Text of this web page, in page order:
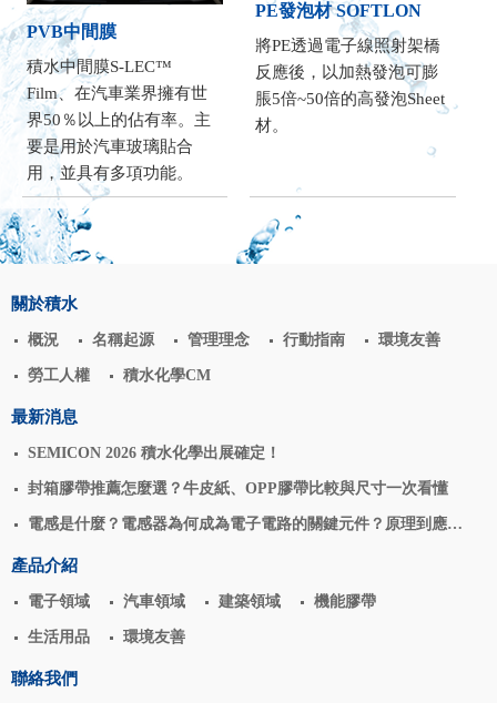
PVB中間膜
積水中間膜S-LEC™
Film、在汽車業界擁有世
界50％以上的佔有率。主
要是用於汽車玻璃貼合
用，並具有多項功能。
PE發泡材 SOFTLON
將PE透過電子線照射架橋
反應後，以加熱發泡可膨
脹5倍~50倍的高發泡Sheet
材。
關於積水
概況 名稱起源 管理理念 行動指南 環境友善
勞工人權 積水化學CM
最新消息
SEMICON 2026 積水化學出展確定！
封箱膠帶推薦怎麼選？牛皮紙、OPP膠帶比較與尺寸一次看懂
電感是什麼？電感器為何成為電子電路的關鍵元件？原理到應用
產品介紹
電子領域 汽車領域 建築領域 機能膠帶
生活用品 環境友善
聯絡我們